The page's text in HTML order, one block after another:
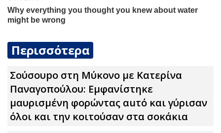
Περισσότερα
Σούσουpο στη Μύκονο με Κατερίνα
Παναγοπούλου: Εμφανίστηκε
μαυρισμένη φορώντας αuτό και γύρισαν
όλοι και την κοιτούσαν στα σοκάκια